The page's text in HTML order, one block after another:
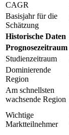
CAGR
Basisjahr für die
Schätzung
Historische Daten
Prognosezeitraum
Studienzeitraum
Dominierende
Region
Am schnellsten
wachsende Region
Wichtige
Marktteilnehmer